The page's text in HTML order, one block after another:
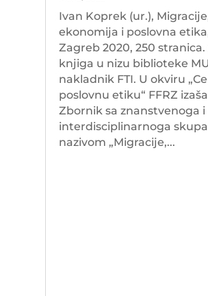
Ivan Koprek (ur.),
ekonomija i poslovna
Zagreb 2020, 250 stranica.
knjiga u nizu biblioteke
nakladnik FTI. U okviru
poslovnu etiku“ FFRZ
Zbornik sa znanstvenoga i
interdisciplinarnoga
nazivom „Migracije,...